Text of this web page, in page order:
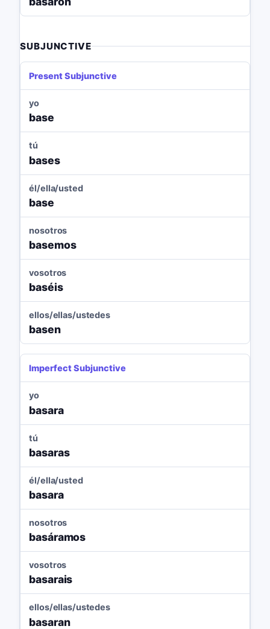
SUBJUNCTIVE
Present Subjunctive
yo
base
tú
bases
él/ella/usted
base
nosotros
basemos
vosotros
baséis
ellos/ellas/ustedes
basen
Imperfect Subjunctive
yo
basara
tú
basaras
él/ella/usted
basara
nosotros
basáramos
vosotros
basarais
ellos/ellas/ustedes
basaran